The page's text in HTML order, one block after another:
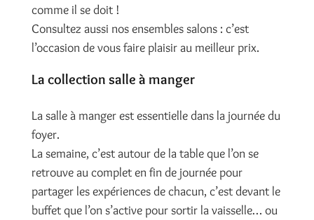
comme il se doit !
Consultez aussi nos ensembles salons : c’est
l’occasion de vous faire plaisir au meilleur prix.
La collection salle à manger
La salle à manger est essentielle dans la journée du
foyer.
La semaine, c’est autour de la table que l’on se
retrouve au complet en fin de journée pour
partager les expériences de chacun, c’est devant le
buffet que l’on s’active pour sortir la vaisselle… ou